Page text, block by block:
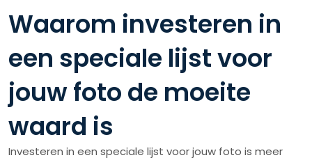
Waarom investeren in
een speciale lijst voor
jouw foto de moeite
waard is
Investeren in een speciale lijst voor jouw foto is meer